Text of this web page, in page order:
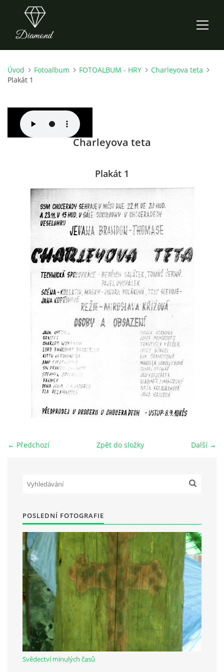
ÚVOD
O NÁS
CO NOVÉHO ZKOUŠÍME
KDY, KDE A CO HRAJEME
HRY OD ROKU 1973
FOTOALBUM
ČLENOVÉ - SOUČASNOST
HRY DO ROKU 1973
MÍSTO PRO VAŠE VZKAZY!!
Občanská vzdělávací jednota "Komenský" v Choceradech z.s.
257 24 Chocerady
IČ: 498 28 614
Kontaktní osoba:
Mgr. Miroslava Cinkeisová
723 967 851
Mirkaci@email.cz
© 2026 eStránky.cz RSS
Úvod Fotoalbum FOTOALBUM - HRY
Charleyova teta
Plakát 1
Charleyova teta
Plakát 1
← Předchozí Další →
Zpět do složky
POSLEDNÍ FOTOGRAFIE
Svědectví minulých časů